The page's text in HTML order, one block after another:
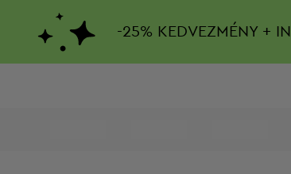
-25% KEDVEZMÉNY +